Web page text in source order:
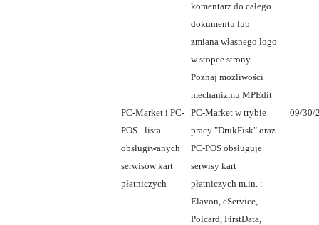
komentarz do całego
dokumentu lub
zmiana własnego logo
w stopce strony.
Poznaj możliwości
mechanizmu MPEdit
PC-Market i PC-
POS - lista
obsługiwanych
serwisów kart
płatniczych
PC-Market w trybie
pracy "DrukFisk" oraz
PC-POS obsługuje
serwisy kart
płatniczych m.in. :
Elavon, eService,
Polcard, FirstData,
09/30/